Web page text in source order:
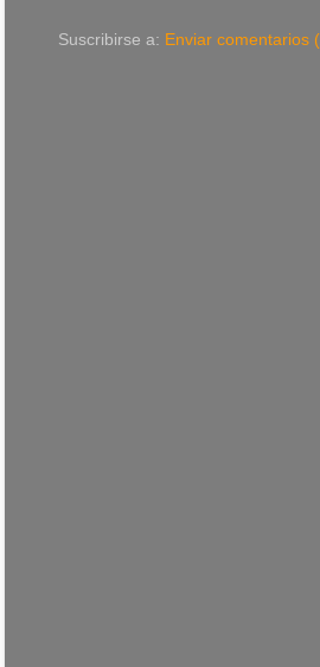
Suscribirse a: Enviar comentarios